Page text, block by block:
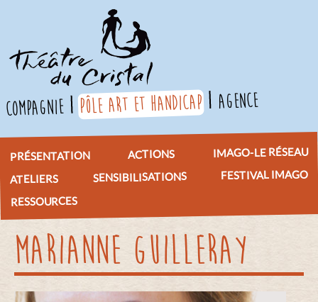
compagnie pôle art et handicap agence
PRÉSENTATION ACTIONS IMAGO-LE RÉSEAU
ATELIERS SENSIBILISATIONS FESTIVAL IMAGO
RESSOURCES
MARIANNE GUILLERAY